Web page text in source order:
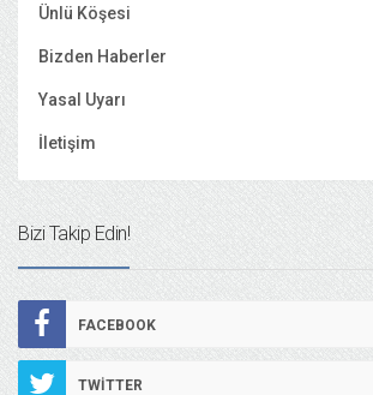
Ünlü Köşesi
Bizden Haberler
Yasal Uyarı
İletişim
Bizi Takip Edin!
FACEBOOK
TWITTER